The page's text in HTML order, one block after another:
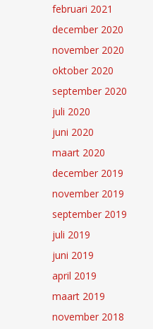
februari 2021
december 2020
november 2020
oktober 2020
september 2020
juli 2020
juni 2020
maart 2020
december 2019
november 2019
september 2019
juli 2019
juni 2019
april 2019
maart 2019
november 2018